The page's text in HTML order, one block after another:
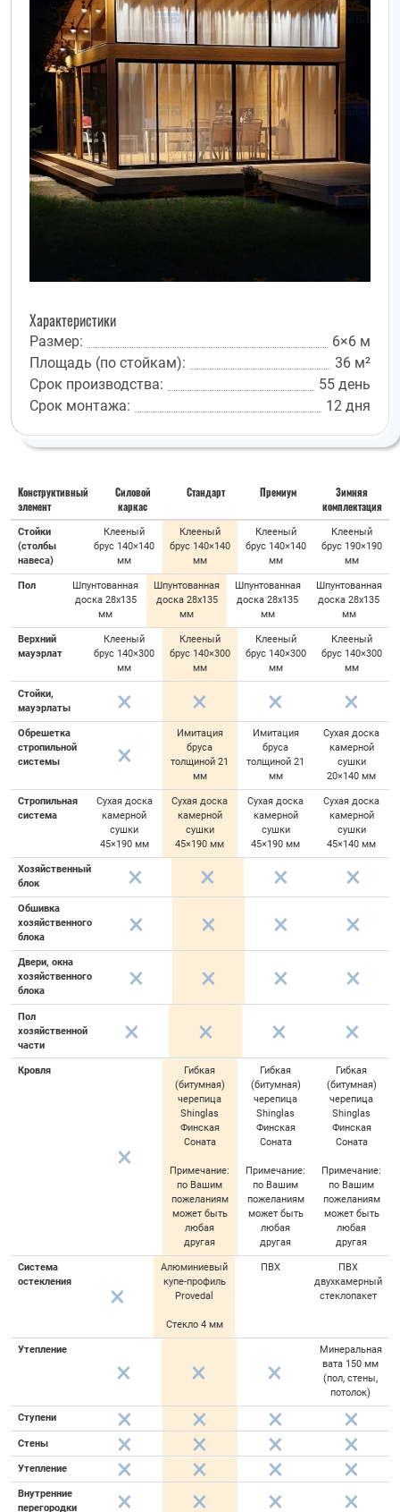
Характеристики
Размер:
6×6 м
Площадь (по стойкам):
36 м²
Срок производства:
55 день
Срок монтажа:
12 дня
Конструктивный
элемент
Силовой
каркас
Стандарт Премиум
Зимняя
комплектация
Стойки
(столбы
навеса)
Клееный
брус 140×140
мм
Клееный
брус 140×140
мм
Клееный
брус 140×140
мм
Клееный
брус 190×190
мм
Пол
Шпунтованная
доска 28х135
мм
Шпунтованная
доска 28х135
мм
Шпунтованная
доска 28х135
мм
Шпунтованная
доска 28х135
мм
Верхний
мауэрлат
Клееный
брус 140×300
мм
Клееный
брус 140×300
мм
Клееный
брус 140×300
мм
Клееный
брус 140×300
мм
Стойки,
мауэрлаты
Обрешетка
стропильной
системы
Имитация
бруса
толщиной 21
мм
Имитация
бруса
толщиной 21
мм
Сухая доска
камерной
сушки
20×140 мм
Стропильная
система
Сухая доска
камерной
сушки
45×190 мм
Сухая доска
камерной
сушки
45×190 мм
Сухая доска
камерной
сушки
45×190 мм
Сухая доска
камерной
сушки
45×140 мм
Хозяйственный
блок
Обшивка
хозяйственного
блока
Двери, окна
хозяйственного
блока
Пол
хозяйственной
части
Кровля
Гибкая
(битумная)
черепица
Shinglas
Финская
Соната
Примечание:
по Вашим
пожеланиям
может быть
любая
другая
Гибкая
(битумная)
черепица
Shinglas
Финская
Соната
Примечание:
по Вашим
пожеланиям
может быть
любая
другая
Гибкая
(битумная)
черепица
Shinglas
Финская
Соната
Примечание:
по Вашим
пожеланиям
может быть
любая
другая
Система
остекления
Алюминиевый
купе-профиль
Provedal
Стекло 4 мм
ПВХ
ПВХ
двухкамерный
стеклопакет
Утепление
Минеральная
вата 150 мм
(пол, стены,
потолок)
Ступени
Стены
Утепление
Внутренние
перегородки